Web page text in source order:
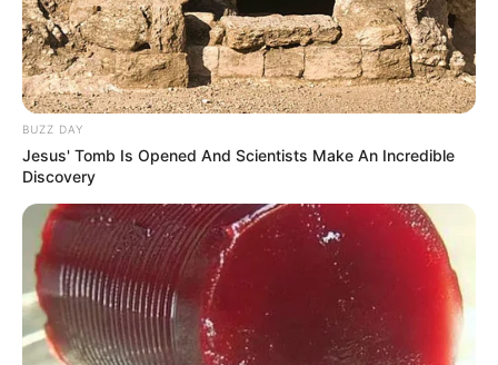
BUZZ DAY
Jesus' Tomb Is Opened And Scientists Make An Incredible
Discovery